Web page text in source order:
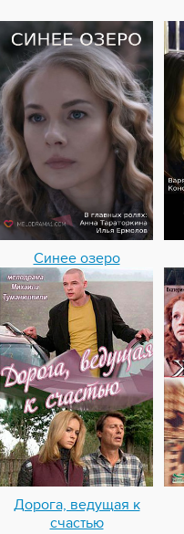
Синее озеро
Дорога, ведущая к
счастью